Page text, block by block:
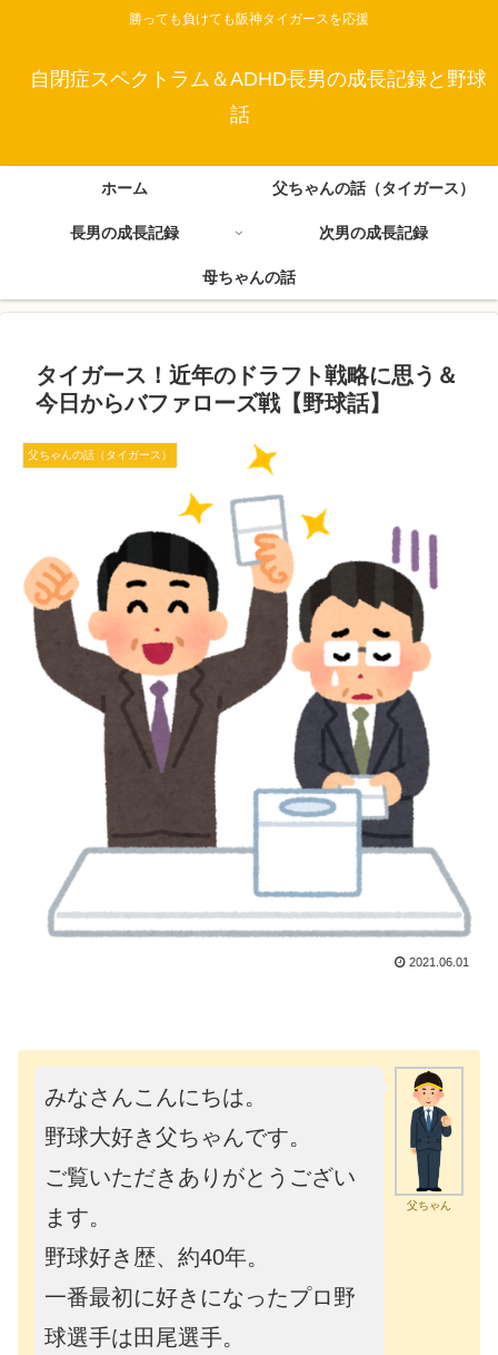
勝っても負けても阪神タイガースを応援
自閉症スペクトラム＆ADHD長男の成長記録と野球
話
ホーム 父ちゃんの話（タイガース）
長男の成長記録 次男の成長記録
母ちゃんの話
タイガース！近年のドラフト戦略に思う＆
今日からバファローズ戦【野球話】
父ちゃんの話（タイガース）
2021.06.01
父ちゃん
みなさんこんにちは。
野球大好き父ちゃんです。
ご覧いただきありがとうござい
ます。
野球好き歴、約40年。
一番最初に好きになったプロ野
球選手は田尾選手。